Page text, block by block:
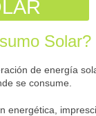
Solar?
de energía
se consume.
energética,